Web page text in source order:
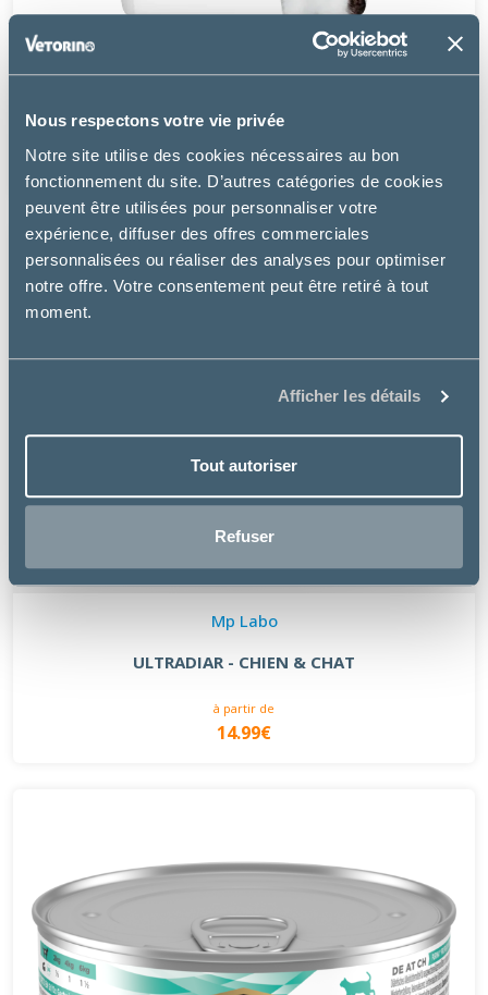
Nous respectons votre vie privée
Notre site utilise des cookies nécessaires au bon
fonctionnement du site. D’autres catégories de cookies
peuvent être utilisées pour personnaliser votre
expérience, diffuser des offres commerciales
personnalisées ou réaliser des analyses pour optimiser
notre offre. Votre consentement peut être retiré à tout
moment.
Afficher les détails
Tout autoriser
Refuser
32.99€
Mp Labo
ULTRADIAR - CHIEN & CHAT
à partir de
14.99€